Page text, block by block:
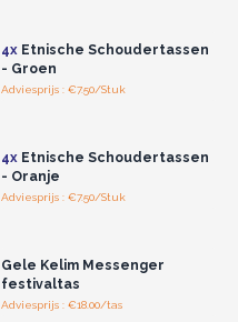
4xEtnische Schoudertassen
- Groen
Adviesprijs : €7.50/Stuk
4xEtnische Schoudertassen
- Oranje
Adviesprijs : €7.50/Stuk
Gele Kelim Messenger
festivaltas
Adviesprijs : €18.00/tas